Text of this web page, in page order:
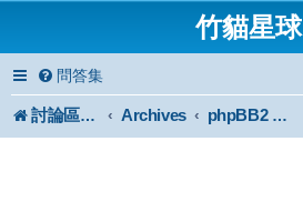
竹貓星球
問答集
討論區首頁 Archives phpBB2 Forum Archive